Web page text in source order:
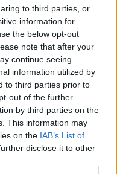
to third parties, or
information for
the below opt-out
note that after your
continue seeing
information utilized by
to third parties prior to
out of the further
by third parties on the
This information may
on the IAB’s List of
disclose it to other
passagerare har
Publicerad 21:00, 29 mars 2016
under